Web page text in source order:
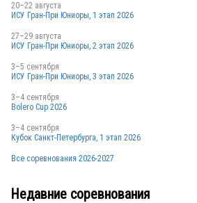
20–22 августа
ИСУ Гран-При Юниоры, 1 этап 2026
27–29 августа
ИСУ Гран-При Юниоры, 2 этап 2026
3–5 сентября
ИСУ Гран-При Юниоры, 3 этап 2026
3–4 сентября
Bolero Cup 2026
3–4 сентября
Кубок Санкт-Петербурга, 1 этап 2026
Все соревнования 2026-2027
Недавние соревнования